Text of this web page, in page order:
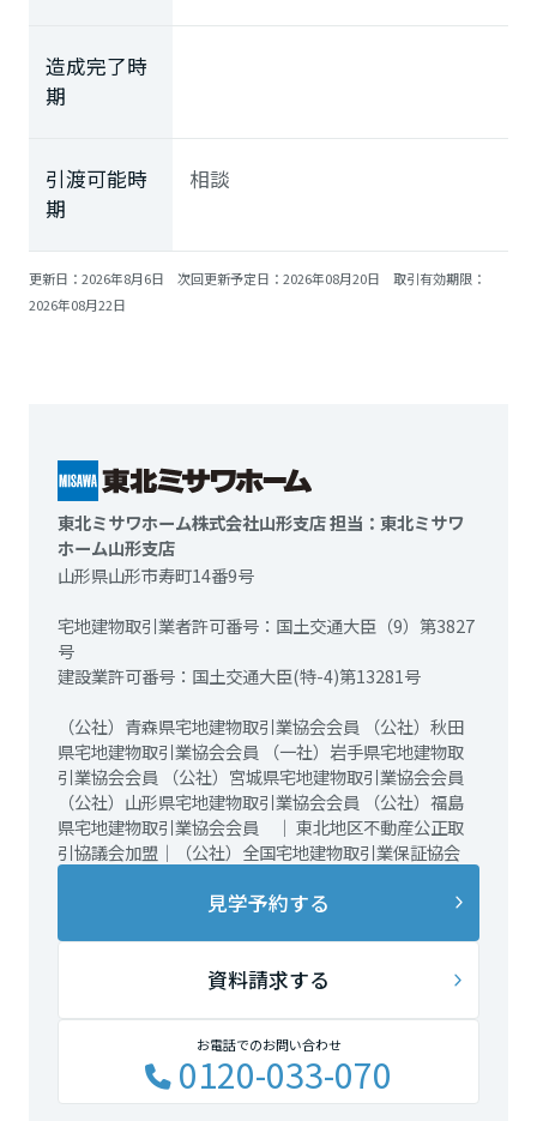
造成完了時
期
引渡可能時
期
相談
更新日：2026年8月6日 次回更新予定日：2026年08月20日 取引有効期限：
2026年08月22日
東北ミサワホーム株式会社山形支店 担当：東北ミサワ
ホーム山形支店
山形県山形市寿町14番9号
宅地建物取引業者許可番号：国土交通大臣（9）第3827
号
建設業許可番号：国土交通大臣(特-4)第13281号
（公社）青森県宅地建物取引業協会会員 （公社）秋田
県宅地建物取引業協会会員 （一社）岩手県宅地建物取
引業協会会員 （公社）宮城県宅地建物取引業協会会員
（公社）山形県宅地建物取引業協会会員 （公社）福島
県宅地建物取引業協会会員 ｜ 東北地区不動産公正取
引協議会加盟｜（公社）全国宅地建物取引業保証協会
見学予約する
資料請求する
お電話でのお問い合わせ
0120-033-070